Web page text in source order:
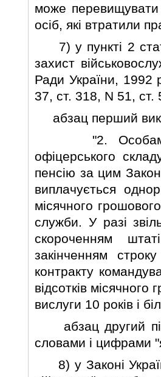
може
осiб, якi втратили
7) у пунктi 2
захист
Ради України,
37, ст. 318, N 51, ст.
абзац перший
"2. Особам
офiцерського
пенсiю за цим
виплачується
мiсячного
служби. У разi
скороченням
закiнченням
контракту
вiдсоткiв мiсячного
вислуги 10 рокiв i
абзац другий
словами i цифрами
8) у Законi